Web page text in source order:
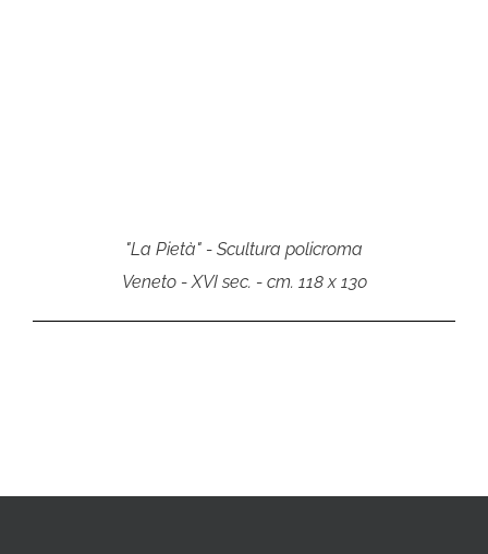
"La Pietà" - Scultura policroma
Veneto - XVI sec. - cm. 118 x 130